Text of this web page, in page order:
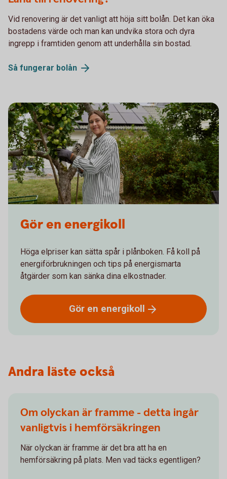
Vid renovering är det vanligt att höja sitt bolån. Det kan öka
bostadens värde och man kan undvika stora och dyra
ingrepp i framtiden genom att underhålla sin bostad.
Så fungerar bolån
Gör en energikoll
Höga elpriser kan sätta spår i plånboken. Få koll på
energiförbrukningen och tips på energismarta
åtgärder som kan sänka dina elkostnader.
Gör en energikoll
Andra läste också
Om olyckan är framme - detta ingår
vanligtvis i hemförsäkringen
När olyckan är framme är det bra att ha en
hemförsäkring på plats. Men vad täcks egentligen?